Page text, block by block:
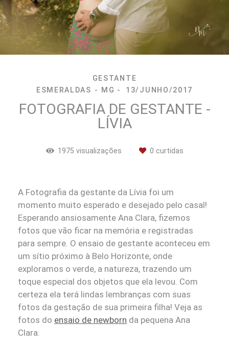
GESTANTE
ESMERALDAS - MG
13/JUNHO/2017
FOTOGRAFIA DE GESTANTE -
LÍVIA
1975 visualizações 0 curtidas
A Fotografia da gestante da Lívia foi um
momento muito esperado e desejado pelo casal!
Esperando ansiosamente Ana Clara, fizemos
fotos que vão ficar na memória e registradas
para sempre. O ensaio de gestante aconteceu em
um sítio próximo à Belo Horizonte, onde
exploramos o verde, a natureza, trazendo um
toque especial dos objetos que ela levou. Com
certeza ela terá lindas lembranças com suas
fotos da gestação de sua primeira filha! Veja as
fotos do ensaio de newborn da pequena Ana
Clara.